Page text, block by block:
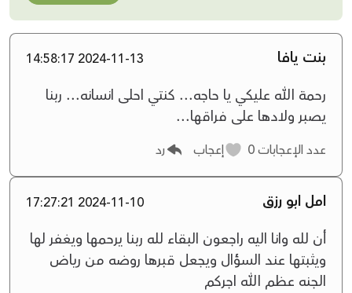
بنت يافا 2024-11-13 14:58:17
رحمة الله عليكي يا حاجه... كنتي احلى انسانه... ربنا
يصبر ولادها على فراقها...
عدد الإعجابات إعجاب رد
امل ابو رزق 2024-11-10 17:27:21
أن لله وانا اليه راجعون البقاء لله ربنا يرحمها ويغفر لها
ويثبتها عند السؤال ويجعل قبرها روضه من رياض
الجنه عظم الله اجركم